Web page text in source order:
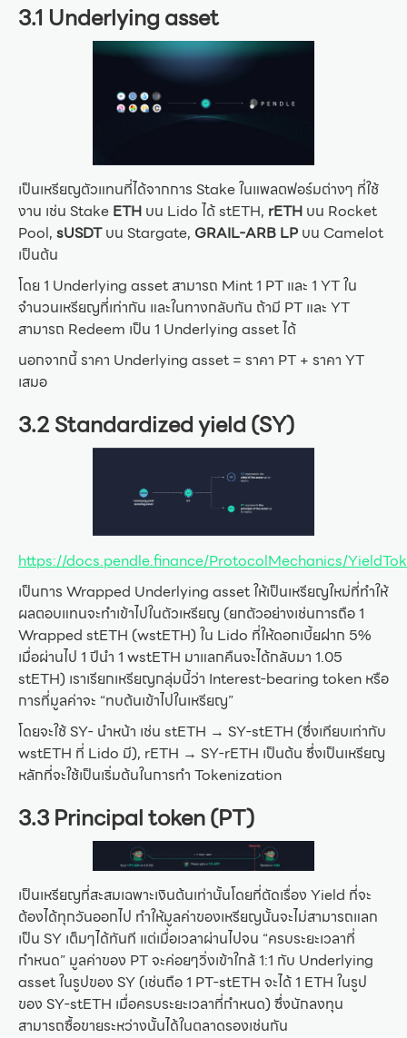
3.1 Underlying asset
เป็นเหรียญตัวแทนที่ได้จากการ Stake ในแพลตฟอร์มต่างๆ ที่ใช้
งาน เช่น Stake ETH บน Lido ได้ stETH, rETH บน Rocket
Pool, sUSDTบน Stargate, GRAIL-ARB LP บน Camelot
เป็นต้น
โดย 1 Underlying asset สามารถ Mint 1 PT และ 1 YT ใน
จำนวนเหรียญที่เท่ากัน และในทางกลับกัน ถ้ามี PT และ YT
สามารถ Redeem เป็น 1 Underlying asset ได้
นอกจากนี้ ราคา Underlying asset = ราคา PT + ราคา YT
เสมอ
3.2 Standardized yield (SY)
https://docs.pendle.finance/ProtocolMechanics/
เป็นการ Wrapped Underlying asset ให้เป็นเหรียญใหม่ที่ทำให้
ผลตอบแทนจะทำเข้าไปในตัวเหรียญ (ยกตัวอย่างเช่นการถือ 1
Wrapped stETH (wstETH) ใน Lido ที่ให้ดอกเบี้ยฝาก 5%
เมื่อผ่านไป 1 ปีนำ 1 wstETH มาแลกคืนจะได้กลับมา 1.05
stETH) เราเรียกเหรียญกลุ่มนี้ว่า Interest-bearing token หรือ
การที่มูลค่าจะ “ทบต้นเข้าไปในเหรียญ”
โดยจะใช้ SY- นำหน้า เช่น stETH → SY-stETH (ซึ่งเทียบเท่ากับ
wstETH ที่ Lido มี), rETH → SY-rETH เป็นต้น ซึ่งเป็นเหรียญ
หลักที่จะใช้เป็นเริ่มต้นในการทำ Tokenization
3.3 Principal token (PT)
เป็นเหรียญที่สะสมเฉพาะเงินต้นเท่านั้นโดยที่ตัดเรื่อง Yield ที่จะ
ต้องได้ทุกวันออกไป ทำให้มูลค่าของเหรียญนั้นจะไม่สามารถแลก
เป็น SY เต็มๆได้ทันที แต่เมื่อเวลาผ่านไปจน “ครบระยะเวลาที่
กำหนด” มูลค่าของ PT จะค่อยๆวิ่งเข้าใกล้ 1:1 กับ Underlying
asset ในรูปของ SY (เช่นถือ 1 PT-stETH จะได้ 1 ETH ในรูป
ของ SY-stETH เมื่อครบระยะเวลาที่กำหนด) ซึ่งนักลงทุน
สามารถซื้อขายระหว่างนั้นได้ในตลาดรองเช่นกัน